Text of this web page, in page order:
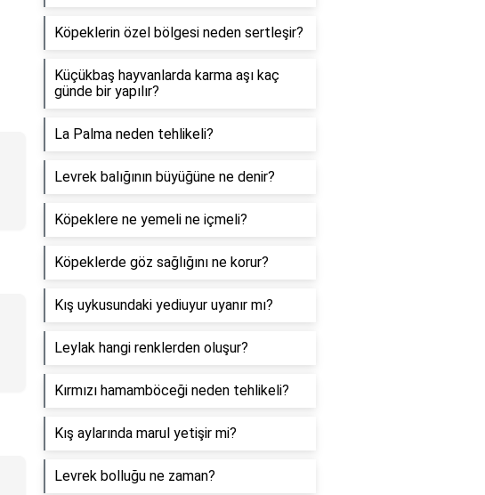
Köpeklerin özel bölgesi neden sertleşir?
Küçükbaş hayvanlarda karma aşı kaç
günde bir yapılır?
La Palma neden tehlikeli?
Levrek balığının büyüğüne ne denir?
Köpeklere ne yemeli ne içmeli?
Köpeklerde göz sağlığını ne korur?
Kış uykusundaki yediuyur uyanır mı?
Leylak hangi renklerden oluşur?
Kırmızı hamamböceği neden tehlikeli?
Kış aylarında marul yetişir mi?
Levrek bolluğu ne zaman?